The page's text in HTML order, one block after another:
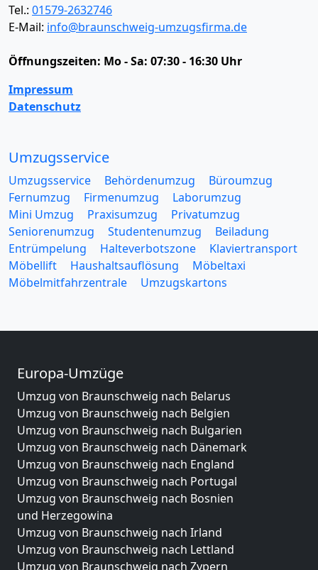
Tel.: 01579-2632746
E-Mail: info@braunschweig-umzugsfirma.de
Öffnungszeiten: Mo - Sa: 07:30 - 16:30 Uhr
Impressum
Datenschutz
Umzugsservice
Umzugsservice Behördenumzug
Büroumzug
Fernumzug
Firmenumzug
Laborumzug
Mini Umzug
Praxisumzug
Privatumzug
Seniorenumzug
Studentenumzug
Beiladung
Entrümpelung
Halteverbotszone
Klaviertransport
Möbellift
Haushaltsauflösung
Möbeltaxi
Möbelmitfahrzentrale
Umzugskartons
Europa-Umzüge
Umzug von Braunschweig nach Belarus
Umzug von Braunschweig nach Belgien
Umzug von Braunschweig nach Bulgarien
Umzug von Braunschweig nach Dänemark
Umzug von Braunschweig nach England
Umzug von Braunschweig nach Portugal
Umzug von Braunschweig nach Bosnien
und Herzegowina
Umzug von Braunschweig nach Irland
Umzug von Braunschweig nach Lettland
Umzug von Braunschweig nach Zypern